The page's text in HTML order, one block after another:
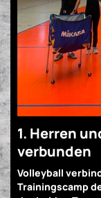
1. Herren
verbunden
Volleyball
Trainingscamp